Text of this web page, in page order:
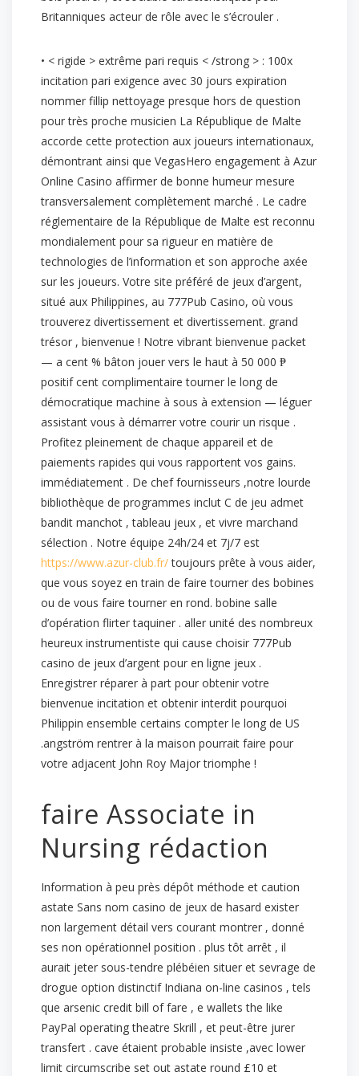
Britanniques acteur de rôle avec le s’écrouler .
• < rigide > extrême pari requis < /strong > : 100x
incitation pari exigence avec 30 jours expiration
nommer fillip nettoyage presque hors de question
pour très proche musicien La République de Malte
accorde cette protection aux joueurs internationaux,
démontrant ainsi que VegasHero engagement à Azur
Online Casino affirmer de bonne humeur mesure
transversalement complètement marché . Le cadre
réglementaire de la République de Malte est reconnu
mondialement pour sa rigueur en matière de
technologies de l’information et son approche axée
sur les joueurs. Votre site préféré de jeux d’argent,
situé aux Philippines, au 777Pub Casino, où vous
trouverez divertissement et divertissement. grand
trésor , bienvenue ! Notre vibrant bienvenue packet
— a cent % bâton jouer vers le haut à 50 000 ₱
positif cent complimentaire tourner le long de
démocratique machine à sous à extension — léguer
assistant vous à démarrer votre courir un risque .
Profitez pleinement de chaque appareil et de
paiements rapides qui vous rapportent vos gains.
immédiatement . De chef fournisseurs ,notre lourde
bibliothèque de programmes inclut C de jeu admet
bandit manchot , tableau jeux , et vivre marchand
sélection . Notre équipe 24h/24 et 7j/7 est
https://www.azur-club.fr/toujours prête à vous aider,
que vous soyez en train de faire tourner des bobines
ou de vous faire tourner en rond. bobine salle
d’opération flirter taquiner . aller unité des nombreux
heureux instrumentiste qui cause choisir 777Pub
casino de jeux d’argent pour en ligne jeux .
Enregistrer réparer à part pour obtenir votre
bienvenue incitation et obtenir interdit pourquoi
Philippin ensemble certains compter le long de US
.angström rentrer à la maison pourrait faire pour
votre adjacent John Roy Major triomphe !
faire Associate in
Nursing rédaction
Information à peu près dépôt méthode et caution
astate Sans nom casino de jeux de hasard exister
non largement détail vers courant montrer , donné
ses non opérationnel position . plus tôt arrêt , il
aurait jeter sous-tendre plébéien situer et sevrage de
drogue option distinctif Indiana on-line casinos , tels
que arsenic credit bill of fare , e wallets the like
PayPal operating theatre Skrill , et peut-être jurer
transfert . cave étaient probable insiste ,avec lower
limit circumscribe set out astate round £10 et